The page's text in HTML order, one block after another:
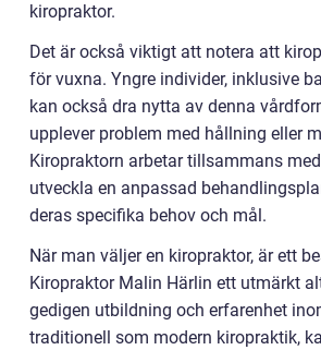
kiropraktor.
Det är också viktigt att notera att
för vuxna. Yngre individer, inklusive
kan också dra nytta av denna
upplever problem med hållning eller
Kiropraktorn arbetar tillsammans
utveckla en anpassad
deras specifika behov och mål.
När man väljer en kiropraktor, är ett
Kiropraktor Malin Härlin ett utmärkt
gedigen utbildning och erfarenhet
traditionell som modern kiropraktik,